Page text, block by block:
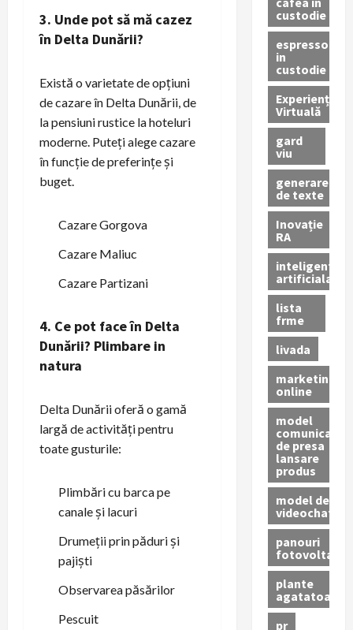
3. Unde pot să mă cazez
în Delta Dunării?
Există o varietate de opțiuni
de cazare în Delta Dunării, de
la pensiuni rustice la hoteluri
moderne. Puteți alege cazare
în funcție de preferințe și
buget.
Cazare Gorgova
Cazare Maliuc
Cazare Partizani
4. Ce pot face în Delta
Dunării? Plimbare in
natura
Delta Dunării oferă o gamă
largă de activități pentru
toate gusturile:
Plimbări cu barca pe
canale și lacuri
Drumeții prin păduri și
pajiști
Observarea păsărilor
Pescuit
custodie
espressor
in
custodie
Experiență
Virtuală
gard
viu
generare
de texte
Inovație
RA
inteligenta
artificiala
lista
frme
livada
marketing
online
model
comunicat
de presa
lansare
produs
model de
videochat
panouri
fotovoltaice
plante
agatatoare
pr